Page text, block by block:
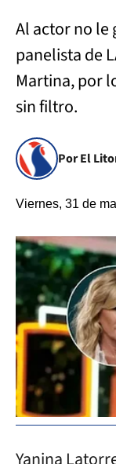
Al actor no le
panelista de
Martina, por
sin filtro.
Por El
Viernes, 31 de